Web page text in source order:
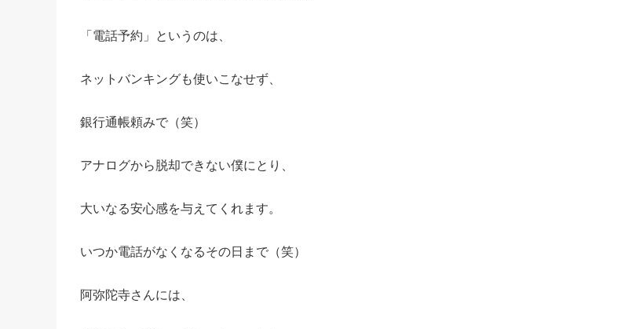
「電話予約」というのは、
ネットバンキングも使いこなせず、
銀行通帳頼みで（笑）
アナログから脱却できない僕にとり、
大いなる安心感を与えてくれます。
いつか電話がなくなるその日まで（笑）
阿弥陀寺さんには、